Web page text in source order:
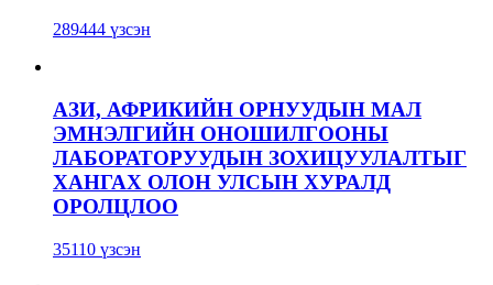
289444 үзсэн
АЗИ, АФРИКИЙН ОРНУУДЫН МАЛ
ЭМНЭЛГИЙН ОНОШИЛГООНЫ
ЛАБОРАТОРУУДЫН ЗОХИЦУУЛАЛТЫГ
ХАНГАХ ОЛОН УЛСЫН ХУРАЛД
ОРОЛЦЛОО
35110 үзсэн